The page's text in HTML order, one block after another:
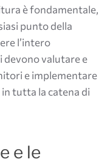
è fondamentale,
punto della
l’intero
devono valutare e
e implementare
tutta la catena di
e le